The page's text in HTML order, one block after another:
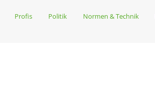
Profis Politik Normen & Technik